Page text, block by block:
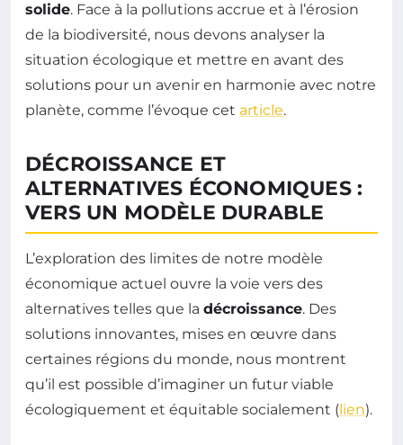
solide. Face à la pollutions accrue et à l’érosion
de la biodiversité, nous devons analyser la
situation écologique et mettre en avant des
solutions pour un avenir en harmonie avec notre
planète, comme l’évoque cet article.
DÉCROISSANCE ET
ALTERNATIVES ÉCONOMIQUES :
VERS UN MODÈLE DURABLE
L’exploration des limites de notre modèle
économique actuel ouvre la voie vers des
alternatives telles que la décroissance. Des
solutions innovantes, mises en œuvre dans
certaines régions du monde, nous montrent
qu’il est possible d’imaginer un futur viable
écologiquement et équitable socialement ( lien).